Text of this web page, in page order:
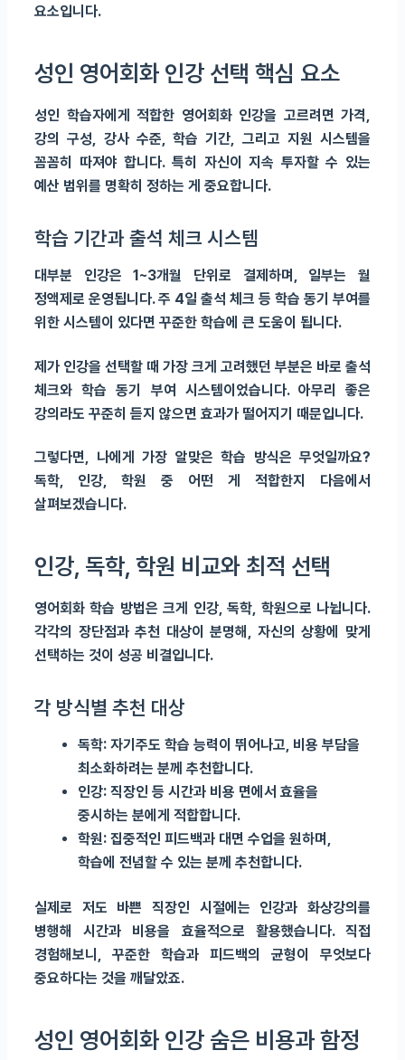
요소입니다.
성인 영어회화 인강 선택 핵심 요소
성인 학습자에게 적합한 영어회화 인강을 고르려면 가격,
강의 구성, 강사 수준, 학습 기간, 그리고 지원 시스템을
꼼꼼히 따져야 합니다. 특히 자신이 지속 투자할 수 있는
예산 범위를 명확히 정하는 게 중요합니다.
학습 기간과 출석 체크 시스템
대부분 인강은 1~3개월 단위로 결제하며, 일부는 월
정액제로 운영됩니다. 주 4일 출석 체크 등 학습 동기 부여를
위한 시스템이 있다면 꾸준한 학습에 큰 도움이 됩니다.
제가 인강을 선택할 때 가장 크게 고려했던 부분은 바로 출석
체크와 학습 동기 부여 시스템이었습니다. 아무리 좋은
강의라도 꾸준히 듣지 않으면 효과가 떨어지기 때문입니다.
그렇다면, 나에게 가장 알맞은 학습 방식은 무엇일까요?
독학, 인강, 학원 중 어떤 게 적합한지 다음에서
살펴보겠습니다.
인강, 독학, 학원 비교와 최적 선택
영어회화 학습 방법은 크게 인강, 독학, 학원으로 나뉩니다.
각각의 장단점과 추천 대상이 분명해, 자신의 상황에 맞게
선택하는 것이 성공 비결입니다.
각 방식별 추천 대상
독학: 자기주도 학습 능력이 뛰어나고, 비용 부담을
최소화하려는 분께 추천합니다.
인강: 직장인 등 시간과 비용 면에서 효율을
중시하는 분에게 적합합니다.
학원: 집중적인 피드백과 대면 수업을 원하며,
학습에 전념할 수 있는 분께 추천합니다.
실제로 저도 바쁜 직장인 시절에는 인강과 화상강의를
병행해 시간과 비용을 효율적으로 활용했습니다. 직접
경험해보니, 꾸준한 학습과 피드백의 균형이 무엇보다
중요하다는 것을 깨달았죠.
성인 영어회화 인강 숨은 비용과 함정